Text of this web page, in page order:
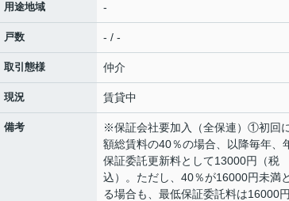
用途地域 -
戸数 - / -
取引態様 仲介
現況 賃貸中
備考
※保証会社要加入（全保連）①初回
額総賃料の40％の場合、以降毎年、
保証委託更新料として13000円（税
込）。ただし、40％が16000円未満
る場合も、最低保証委託料は16000